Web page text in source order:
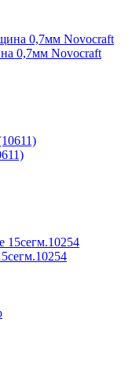
0,7мм Novocraft